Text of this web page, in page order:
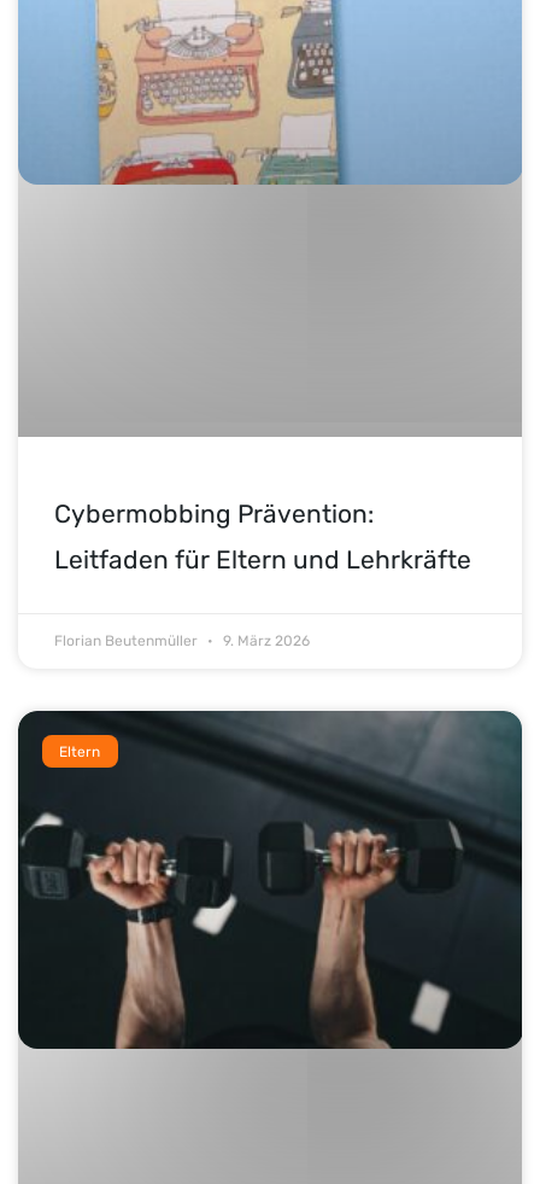
Cybermobbing Prävention:
Leitfaden für Eltern und Lehrkräfte
Florian Beutenmüller 9. März 2026
Eltern